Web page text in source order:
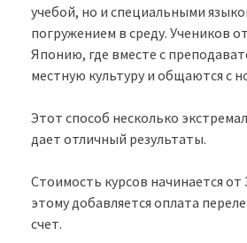
учебой, но и специальными
погружением в среду. Учеников
Японию, где вместе с
местную культуру и общаются с
Этот способ несколько
дает отличный результаты.
Стоимость курсов начинается от
этому добавляется оплата
счет.